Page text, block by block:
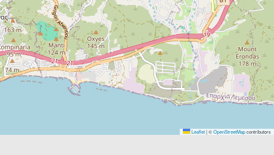
Leaflet|©OpenStreetMapcontributors